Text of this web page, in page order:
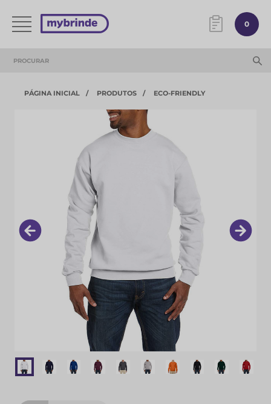
0
PÁGINA INICIAL PRODUTOS ECO-FRIENDLY